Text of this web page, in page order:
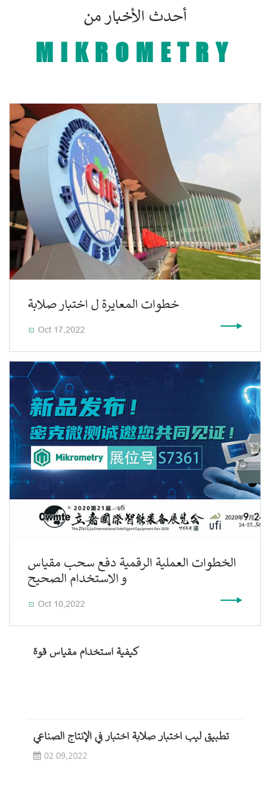
أحدث الأخبار من
MIKROMETRY
خطوات المعايرة ل اختبار صلابة
 Oct 17,2022
الخطوات العملية الرقمية دفع سحب مقياس
و الاستخدام الصحيح
 Oct 10,2022
كيفية استخدام مقياس قوة
تطبيق ليب اختبار صلابة اختبار في الإنتاج الصناعي
02 09,2022